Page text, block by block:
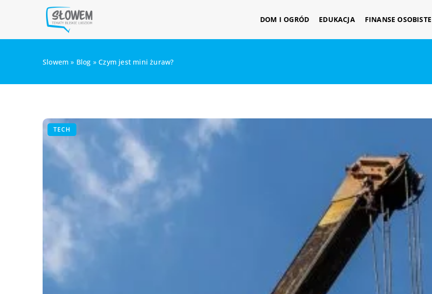
DOM I OGRÓD EDUKACJA FINANSE OSOBISTE
Slowem » Blog »Czym jest mini żuraw?
TECH